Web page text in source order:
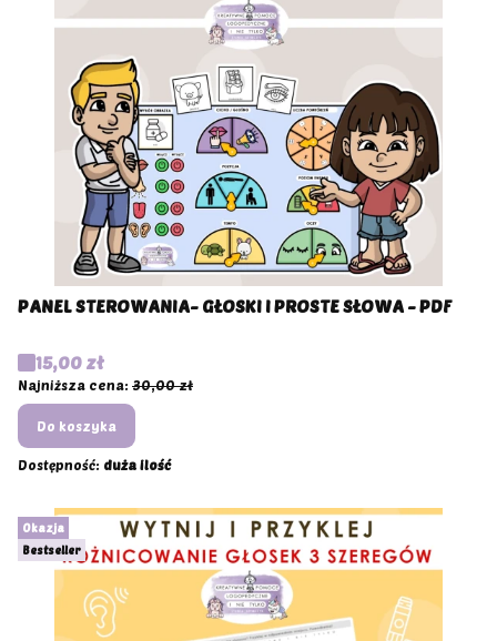
PANEL STEROWANIA- GŁOSKI I PROSTE SŁOWA - PDF
Cena promocyjna
15,00 zł
Najniższa cena: 30,00 zł
Do koszyka
Dostępność: duża ilość
Okazja
Bestseller